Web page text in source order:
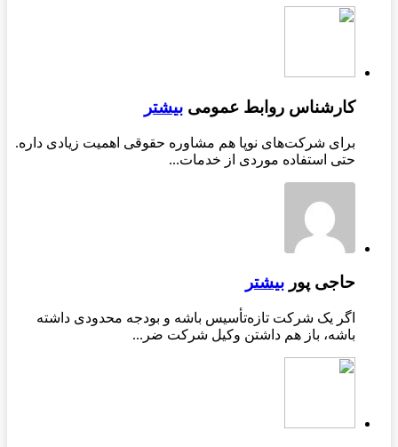
کارشناس روابط عمومی بیشتر
برای شرکت‌های نوپا هم مشاوره حقوقی اهمیت زیادی داره.
حتی استفاده موردی از خدمات...
حاجی پور بیشتر
اگر یک شرکت تازه‌تأسیس باشه و بودجه محدودی داشته
باشه، باز هم داشتن وکیل شرکت ضر...